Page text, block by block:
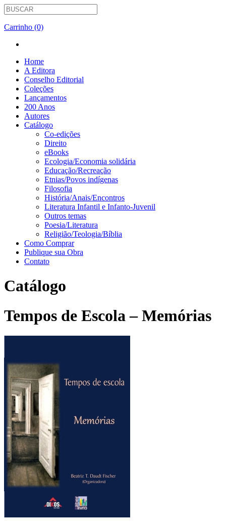
Carrinho (0)
Home
A Editora
Conselho Editorial
Coleções
Lançamentos
200 Anos
Autores
Catálogo
Co-edições
Direito
eBooks
Ecologia/Economia solidária
Educação/Recreação
Etnias/Povos indígenas
Filosofia
História/Anais/Encontros
Literatura Infantil e Infanto-Juvenil
Outros temas
Poesia/Literatura
Religião/Teologia/Bíblia
Como Comprar
Publique sua Obra
Contato
Catálogo
Tempos de Escola – Memórias